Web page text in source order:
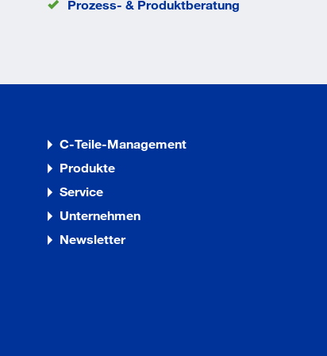
Prozess- & Produktberatung
C-Teile-Management
Produkte
Service
Unternehmen
Newsletter